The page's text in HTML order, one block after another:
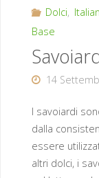
Dolci,
Base
14
I savoiardi
dalla
essere
altri dolci, i